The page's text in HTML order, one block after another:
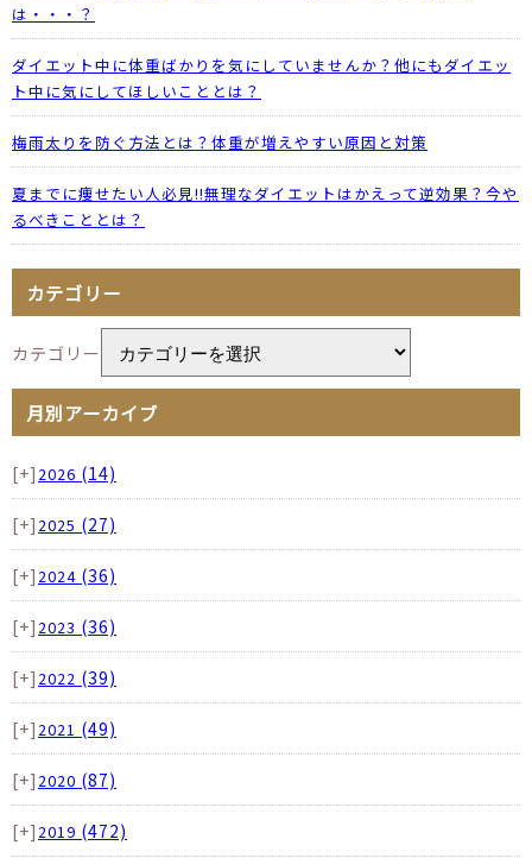
は・・・？
ダイエット中に体重ばかりを気にしていませんか？他にもダイエッ
ト中に気にしてほしいこととは？
梅雨太りを防ぐ方法とは？体重が増えやすい原因と対策
夏までに痩せたい人必見!!無理なダイエットはかえって逆効果？今や
るべきこととは？
カテゴリー
カテゴリー
月別アーカイブ
[+] 2026 (14)
[+] 2025 (27)
[+] 2024 (36)
[+] 2023 (36)
[+] 2022 (39)
[+] 2021 (49)
[+] 2020 (87)
[+] 2019 (472)